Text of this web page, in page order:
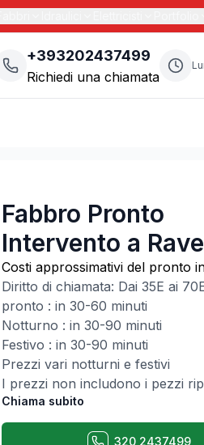
+393202437499
Richiedi una chiamata
Fabbro Pronto
Intervento a
Costi approssimativi del pronto
Diritto di chiamata: Dai 35E ai 70
pronto : in 30-60 minuti
Notturno : in 30-90 minuti
Festivo : in 30-90 minuti
Prezzi vari notturni e festivi
I prezzi non includono i pezzi
Chiama subito
320 2437499